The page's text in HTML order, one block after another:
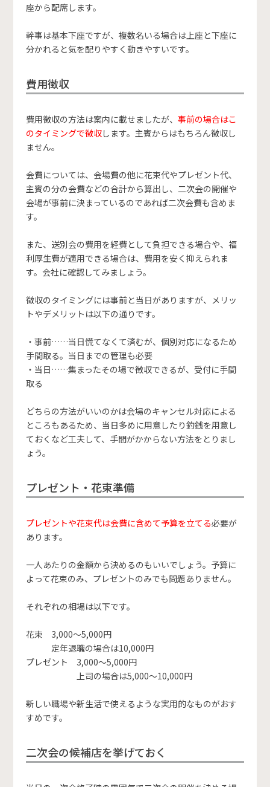
座から配席します。
幹事は基本下座ですが、複数名いる場合は上座と下座に
分かれると気を配りやすく動きやすいです。
費用徴収
費用徴収の方法は案内に載せましたが、 事前の場合はこ
のタイミングで徴収します。主賓からはもちろん徴収し
ません。
会費については、会場費の他に花束代やプレゼント代、
主賓の分の会費などの合計から算出し、二次会の開催や
会場が事前に決まっているのであれば二次会費も含めま
す。
また、送別会の費用を経費として負担できる場合や、福
利厚生費が適用できる場合は、費用を安く抑えられま
す。会社に確認してみましょう。
徴収のタイミングには事前と当日がありますが、メリッ
トやデメリットは以下の通りです。
・事前……当日慌てなくて済むが、個別対応になるため
手間取る。当日までの管理も必要
・当日……集まったその場で徴収できるが、受付に手間
取る
どちらの方法がいいのかは会場のキャンセル対応による
ところもあるため、当日多めに用意したり釣銭を用意し
ておくなど工夫して、手間がかからない方法をとりまし
ょう。
プレゼント・花束準備
プレゼントや花束代は会費に含めて予算を立てる必要が
あります。
一人あたりの金額から決めるのもいいでしょう。予算に
よって花束のみ、プレゼントのみでも問題ありません。
それぞれの相場は以下です。
花束 3,000〜5,000円
定年退職の場合は10,000円
プレゼント 3,000〜5,000円
上司の場合は5,000〜10,000円
新しい職場や新生活で使えるような実用的なものがおす
すめです。
二次会の候補店を挙げておく